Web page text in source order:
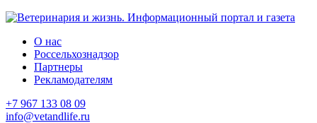
О нас
Россельхознадзор
Партнеры
Рекламодателям
+7 967 133 08 09
info@vetandlife.ru